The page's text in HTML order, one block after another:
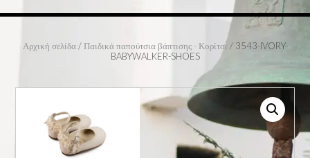
Αρχική σελίδα/ Παιδικά παπούτσια βάπτισης - Κορίτσι / 3543-IVORY-
BABYWALKER-SHOES